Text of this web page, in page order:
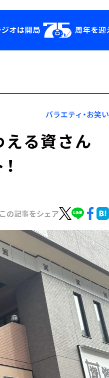
YouTube
会社情報
バラエティ・お笑い
る資さん
この記事をシェア